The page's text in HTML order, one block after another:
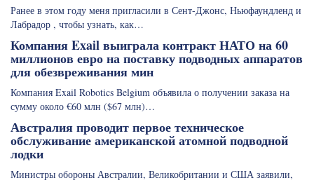
Ранее в этом году меня пригласили в Сент-Джонс, Ньюфаундленд и
Лабрадор , чтобы узнать, как…
Компания Exail выиграла контракт НАТО на 60
миллионов евро на поставку подводных аппаратов
для обезвреживания мин
Компания Exail Robotics Belgium объявила о получении заказа на
сумму около €60 млн ($67 млн)…
Австралия проводит первое техническое
обслуживание американской атомной подводной
лодки
Министры обороны Австралии, Великобритании и США заявили,